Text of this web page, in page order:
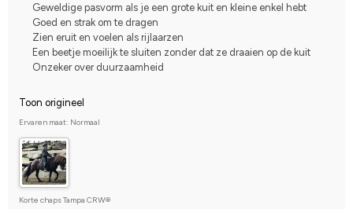
Geweldige pasvorm als je een grote kuit en kleine enkel hebt
Goed en strak om te dragen
Zien eruit en voelen als rijlaarzen
Een beetje moeilijk te sluiten zonder dat ze draaien op de kuit
Onzeker over duurzaamheid
Toon origineel
Ervaren maat: Normaal
Korte chaps Tampa CRW®